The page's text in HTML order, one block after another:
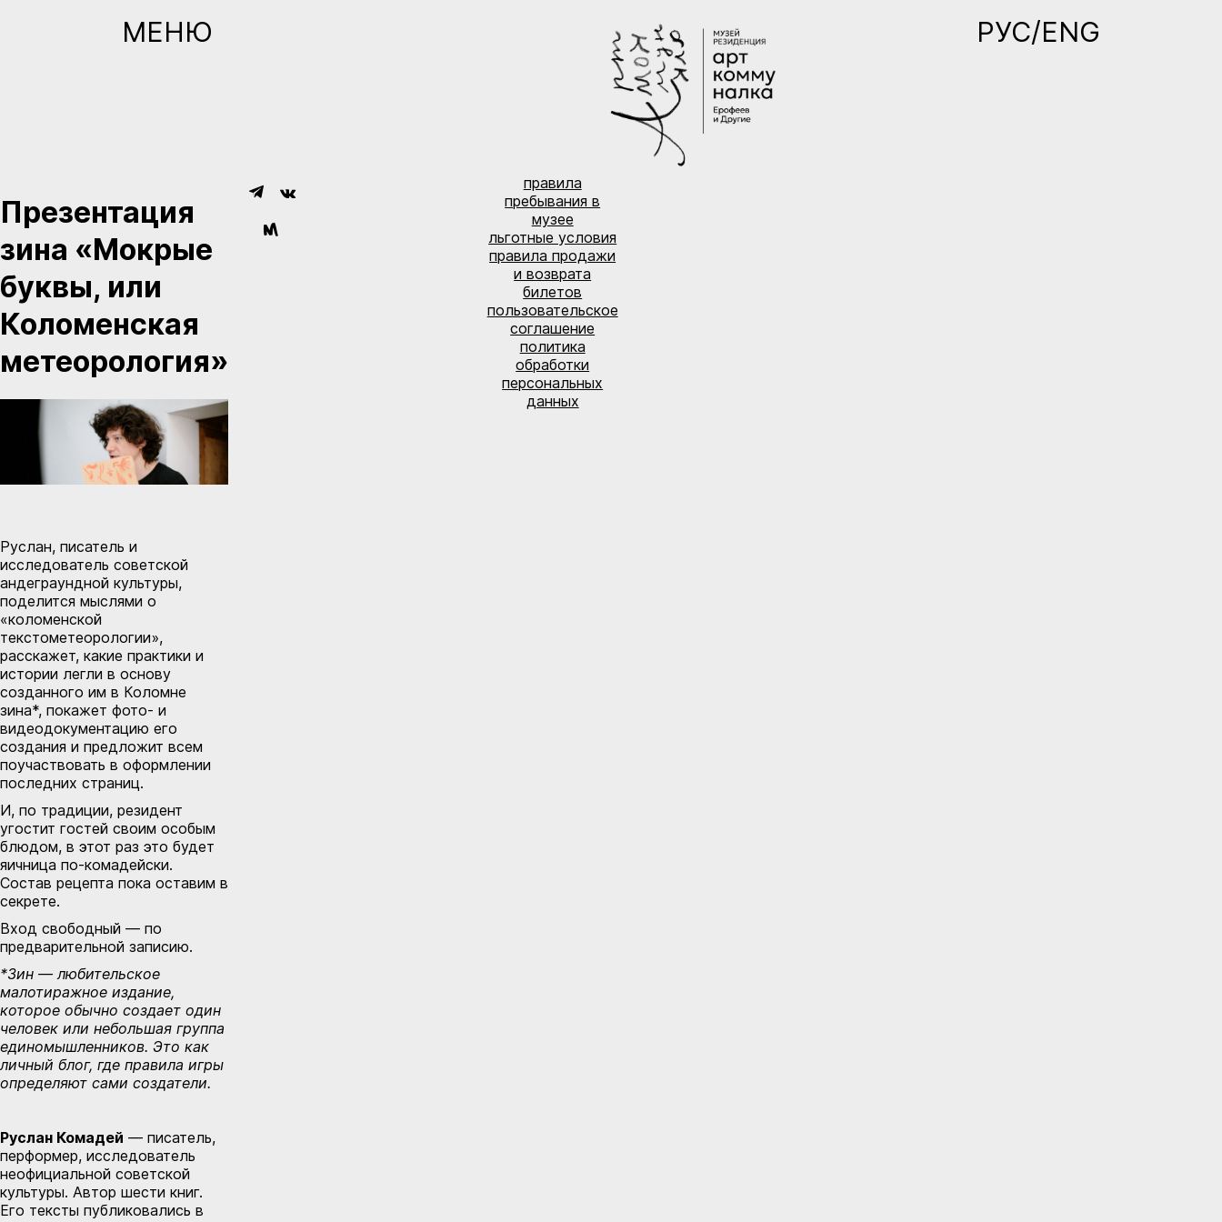
МЕНЮ РУС/ENG
Презентация
зина «Мокрые
буквы, или
Коломенская
метеорология»
Руслан, писатель и
исследователь советской
андеграундной культуры,
поделится мыслями о
«коломенской
текстометеорологии»,
расскажет, какие практики и
истории легли в основу
созданного им в Коломне
зина*, покажет фото- и
видеодокументацию его
создания и предложит всем
поучаствовать в оформлении
последних страниц.
И, по традиции, резидент
угостит гостей своим особым
блюдом, в этот раз это будет
яичница по-комадейски.
Состав рецепта пока оставим в
секрете.
Вход свободный — по
предварительной записию.
*Зин — любительское
малотиражное издание,
которое обычно создает один
человек или небольшая группа
единомышленников. Это как
личный блог, где правила игры
определяют сами создатели.
Руслан Комадей — писатель,
перформер, исследователь
неофициальной советской
культуры. Автор шести книг.
Его тексты публиковались в
правила
пребывания в
музее
льготные условия
правила продажи
и возврата
билетов
пользовательское
соглашение
политика
обработки
персональных
данных